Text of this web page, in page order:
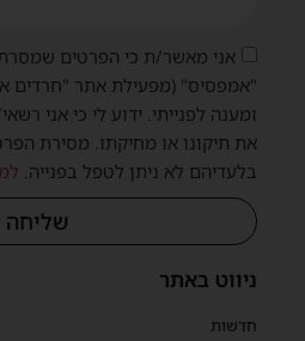
ניווט באתר
חדשות
אני מאשר/ת כי הפרטים
"אמפסיס" (מפעילת אתר "חרדים
ומענה לפנייתי. ידוע לי כי אני
את תיקונו או מחיקתו. מסירת
בלעדיהם לא ניתן לטפל בפנייה.
שליחה